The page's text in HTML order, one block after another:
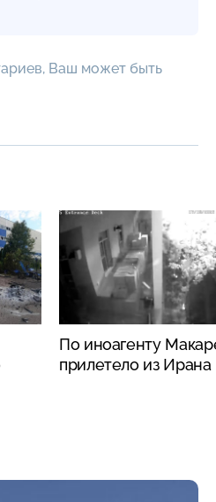
Ваш может быть
По иноагенту
прилетело из Ирана